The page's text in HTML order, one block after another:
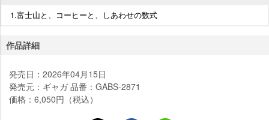
1.富士山と、コーヒーと、しあわせの数式
作品詳細
発売日：2026年04月15日
発売元：ギャガ 品番：GABS-2871
価格：6,050円（税込）